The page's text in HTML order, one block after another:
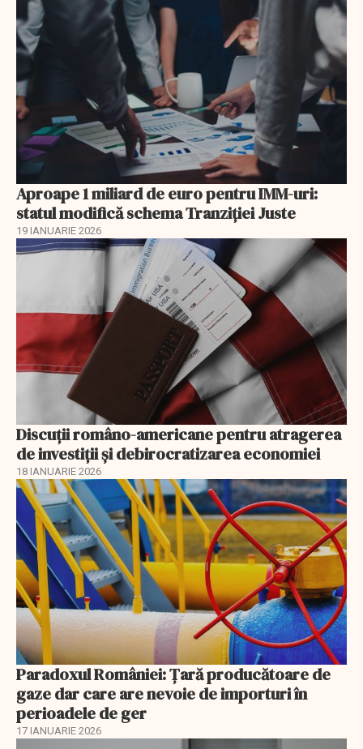
Aproape 1 miliard de euro pentru IMM-uri:
statul modifică schema Tranziției Juste
19 IANUARIE 2026
Discuţii româno-americane pentru atragerea
de investiţii şi debirocratizarea economiei
18 IANUARIE 2026
Paradoxul României: Ţară producătoare de
gaze dar care are nevoie de importuri în
perioadele de ger
17 IANUARIE 2026